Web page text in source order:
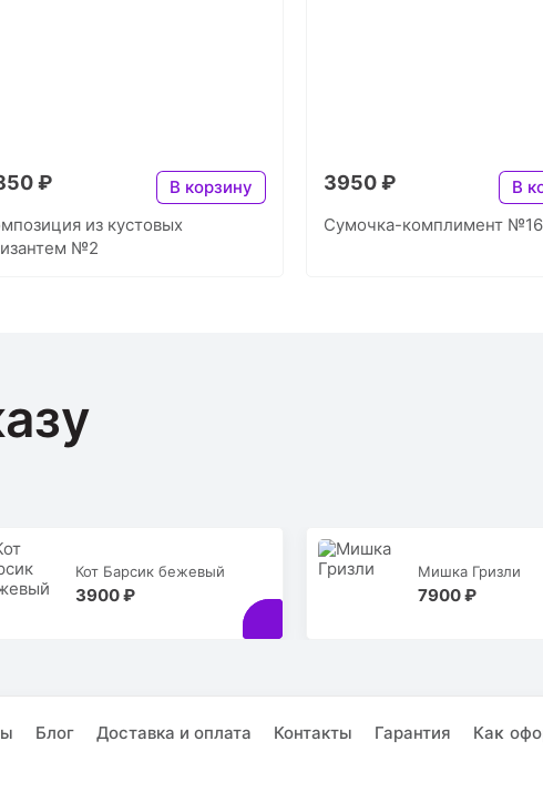
из кустовых
№2
₽ В корзину
Сумочка-комплимент №16
3950 ₽ В
Кот Барсик бежевый
3900 ₽
Мишка Гризли
7900 ₽
Блог Доставка и оплата Контакты Гарантия Каĸ